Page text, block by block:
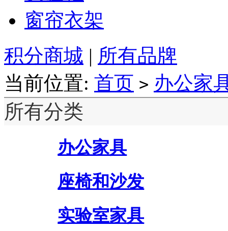
窗帘衣架
积分商城 | 所有品牌
当前位置: 首页 > 办公家
所有分类
办公家具
座椅和沙发
实验室家具